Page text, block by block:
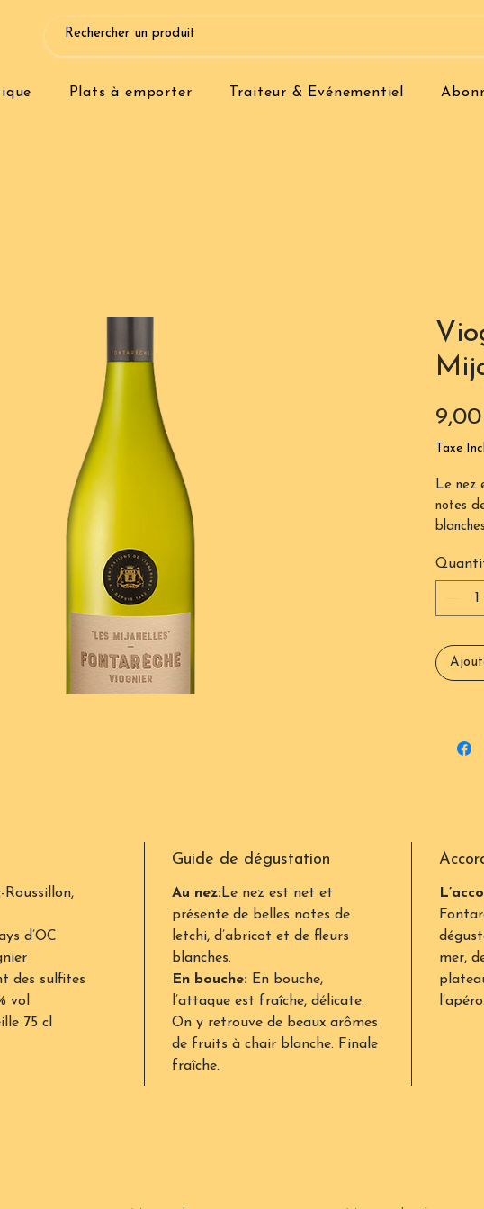
Plats à emporter Traiteur & Evénementiel
Taxe
Le nez
notes
On y
à chair
de
Roussillon,
d’OC
des sulfites
vol
75 cl
Guide de dégustation
Au nez:Le nez est net et
présente de belles notes de
letchi, d’abricot et de fleurs
blanches.
En bouche: En bouche,
l’attaque est fraîche, délicate.
On y retrouve de beaux arômes
de fruits à chair blanche. Finale
fraîche.
mer,
l’apéro.